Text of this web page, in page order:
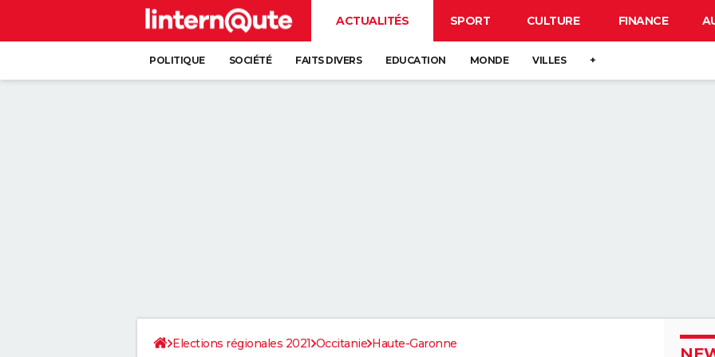
ACTUALITÉS SPORT CULTURE FINANCE
POLITIQUE SOCIÉTÉ FAITS DIVERS EDUCATION MONDE VILLES +
Elections régionales 2021 Occitanie Haute-Garonne